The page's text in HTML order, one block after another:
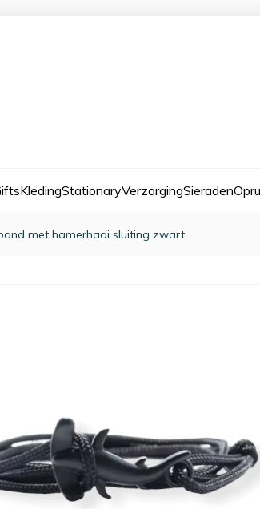
KledingStationaryVerzorgingSieraden
met hamerhaai sluiting zwart